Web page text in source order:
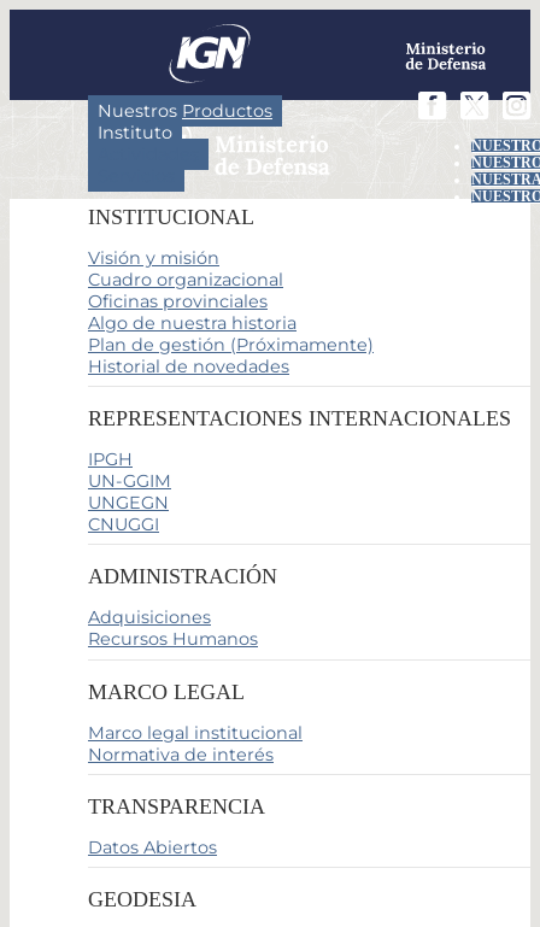
Nuestros Productos
Instituto
INSTITUCIONAL
Visión y misión
Cuadro organizacional
Oficinas provinciales
Algo de nuestra historia
Plan de gestión (Próximamente)
Historial de novedades
REPRESENTACIONES INTERNACIONALES
IPGH
UN-GGIM
UNGEGN
CNUGGI
ADMINISTRACIÓN
Adquisiciones
Recursos Humanos
MARCO LEGAL
Marco legal institucional
Normativa de interés
TRANSPARENCIA
Datos Abiertos
GEODESIA